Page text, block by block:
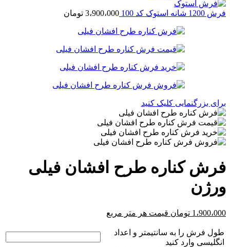
فرش 1200 شانه استوک کد 100 3،900،000 تومان
برای بزرگنمایی کلیک کنید
فرش کناره طرح افشان فیلی
ورژن
1،900،000 تومان قیمت هر متر مربع
طول فرش را به سانتیمتر و اعداد
انگلیسی وارد کنید